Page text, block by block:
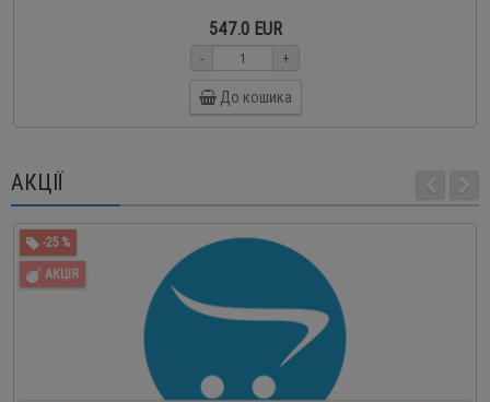
547.0 EUR
- +
До кошика
АКЦІЇ
-25 %
АКЦІЯ